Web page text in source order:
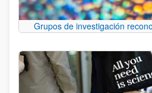
Grupos de investigación